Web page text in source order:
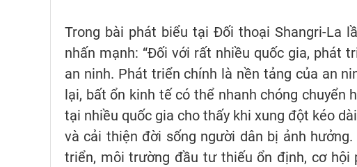
Trong bài phát biểu tại Đối thoại Shangri-La
nhấn mạnh: “Đối với rất nhiều quốc gia, phát
an ninh. Phát triển chính là nền tảng của an
lại, bất ổn kinh tế có thể nhanh chóng
tại nhiều quốc gia cho thấy khi xung đột kéo
và cải thiện đời sống người dân bị ảnh
triển, môi trường đầu tư thiếu ổn định, cơ